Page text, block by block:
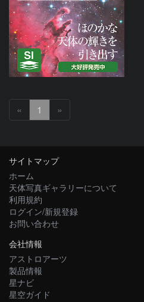
« 1 »
サイトマップ
ホーム
天体写真ギャラリーについて
利用規約
ログイン/新規登録
お問い合わせ
会社情報
アストロアーツ
製品情報
星ナビ
星空ガイド